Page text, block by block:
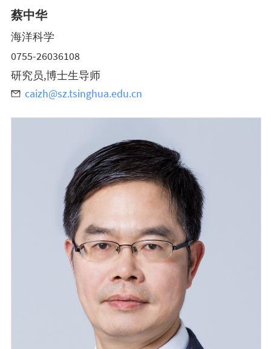
蔡中华
海洋科学
0755-26036108
研究员,博士生导师
caizh@sz.tsinghua.edu.cn